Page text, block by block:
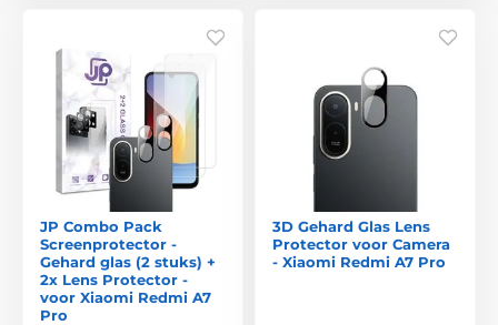
JP Combo Pack
Screenprotector -
Gehard glas (2 stuks) +
2x Lens Protector -
voor Xiaomi Redmi A7
Pro
3D Gehard Glas Lens
Protector voor Camera
- Xiaomi Redmi A7 Pro